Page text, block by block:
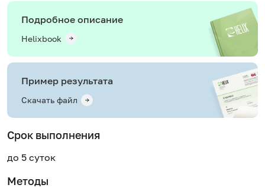
Подробное описание
Helixbook
Пример результата
Скачать файл
Срок выполнения
до 5 суток
Методы